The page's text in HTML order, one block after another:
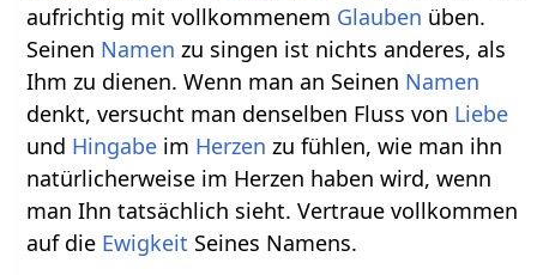
aufrichtig mit vollkommenem Glauben üben.
Seinen Namen zu singen ist nichts anderes, als
Ihm zu dienen. Wenn man an Seinen Namen
denkt, versucht man denselben Fluss von Liebe
und Hingabe im Herzen zu fühlen, wie man ihn
natürlicherweise im Herzen haben wird, wenn
man Ihn tatsächlich sieht. Vertraue vollkommen
auf die Ewigkeit Seines Namens.